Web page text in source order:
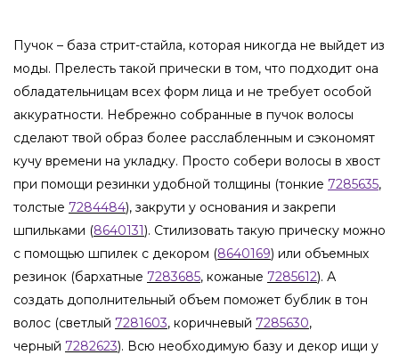
Пучок – база стрит-стайла, которая никогда не выйдет из
моды. Прелесть такой прически в том, что подходит она
обладательницам всех форм лица и не требует особой
аккуратности. Небрежно собранные в пучок волосы
сделают твой образ более расслабленным и сэкономят
кучу времени на укладку. Просто собери волосы в хвост
при помощи резинки удобной толщины (тонкие 7285635,
толстые 7284484), закрути у основания и закрепи
шпильками (8640131). Стилизовать такую прическу можно
с помощью шпилек с декором (8640169) или объемных
резинок (бархатные 7283685, кожаные 7285612). А
создать дополнительный объем поможет бублик в тон
волос (светлый 7281603, коричневый 7285630,
черный 7282623). Всю необходимую базу и декор ищи у